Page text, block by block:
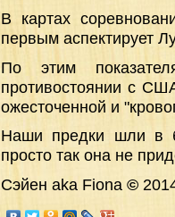
В картах
первым аспектирует
По этим
противостоянии с
ожесточенной и
Наши предки шли в
просто так она не
Сэйен aka Fiona ©